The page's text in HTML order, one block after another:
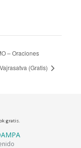
– Oraciones
(Gratis)